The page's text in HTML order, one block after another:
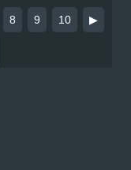
8 9 10 ▶